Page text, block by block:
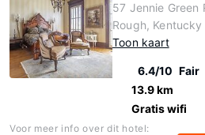
57 Jennie Green
Rough, Kentucky
Toon kaart
6.4/10 Fair
13.9 km
Gratis wifi
Voor meer info over dit hotel: